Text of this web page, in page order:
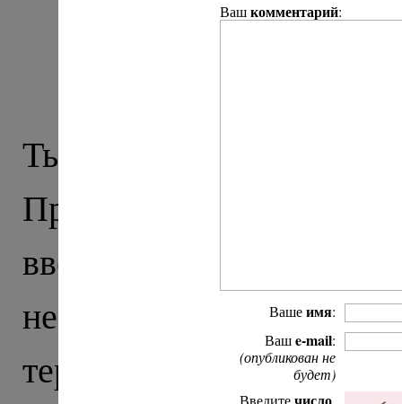
Крестный ход:
Тырныауз –
Приэльбрусье
вверх, в горы) и,
неспокойных. Тут
террористической
Вашкомментарий:
Вашеимя:
Вашe-mail:
(опубликован не
будет)
Введите
,